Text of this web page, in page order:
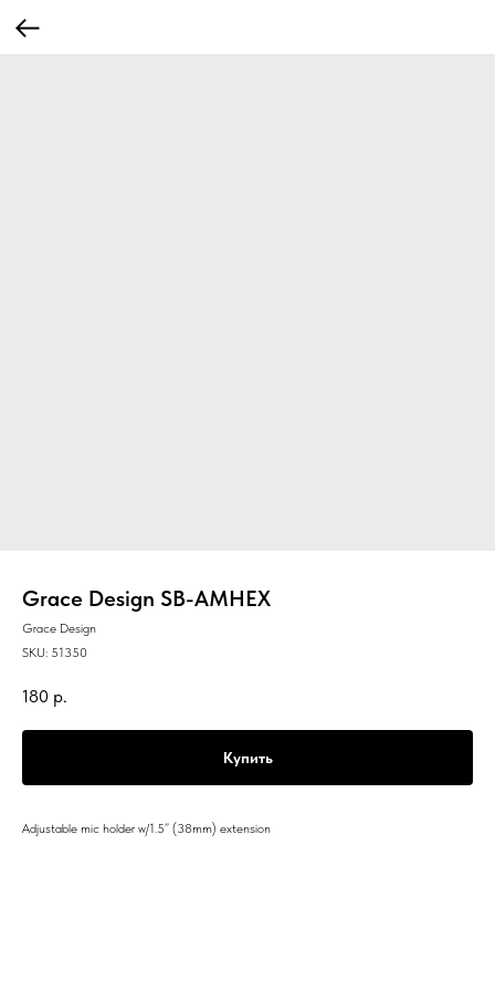
Grace Design SB-AMHEX
Grace Design
SKU: 51350
180 р.
Купить
Adjustable mic holder w/1.5” (38mm) extension